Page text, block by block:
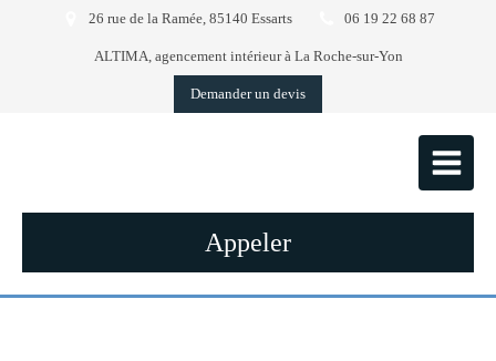
26 rue de la Ramée, 85140 Essarts 06 19 22 68 87
ALTIMA, agencement intérieur à La Roche-sur-Yon
Demander un devis
Appeler